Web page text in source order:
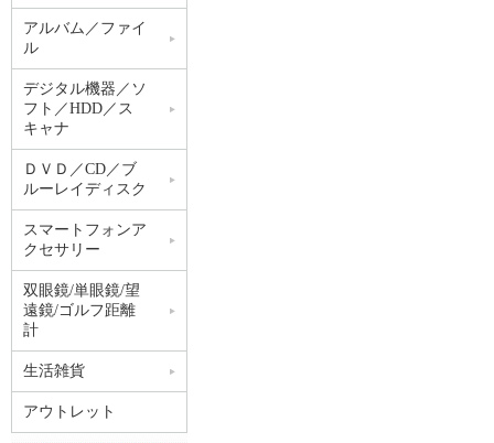
アルバム／ファイ
ル
デジタル機器／ソ
フト／HDD／ス
キャナ
ＤＶＤ／CD／ブ
ルーレイディスク
スマートフォンア
クセサリー
双眼鏡/単眼鏡/望
遠鏡/ゴルフ距離
計
生活雑貨
アウトレット